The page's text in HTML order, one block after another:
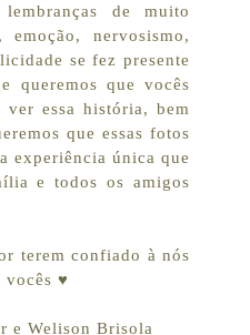
de muito
emoção, nervosismo,
se fez presente
queremos que vocês
ver essa história, bem
que essas fotos
experiência única que
e todos os amigos
terem confiado à nós
vocês ♥
e Welison Brisola